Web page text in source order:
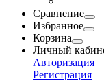
Сравнение
Избранное
Корзина
Личный
Авторизация
Регистрация